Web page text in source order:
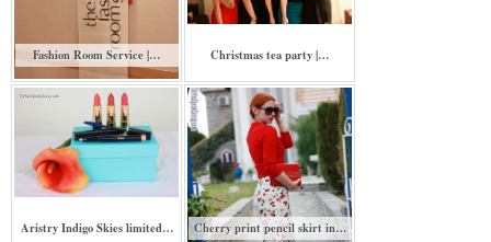
Fashion Room Service |… Christmas tea party |…
Aristry Indigo Skies limited… Cherry print pencil skirt in…